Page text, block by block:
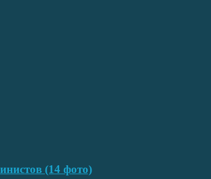
(14 фото)